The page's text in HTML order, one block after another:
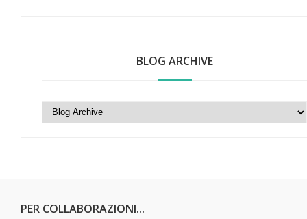
BLOG ARCHIVE
PER COLLABORAZIONI...